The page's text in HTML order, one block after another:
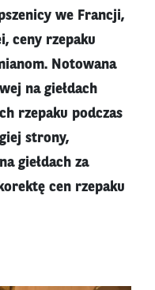
we Francji,
ceny rzepaku
Notowana
na giełdach
rzepaku podczas
strony,
giełdach za
cen rzepaku